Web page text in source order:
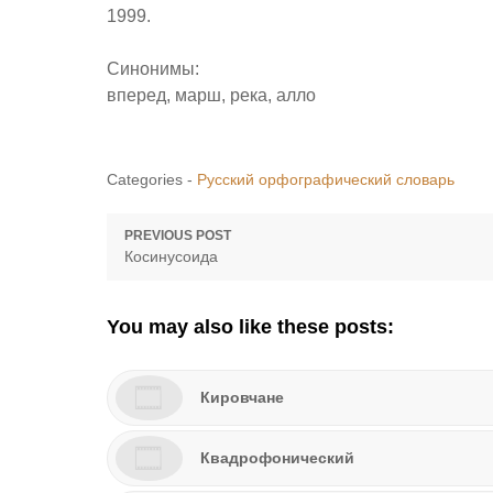
1999.
Синонимы:
вперед, марш, река, алло
Categories - Русский орфографический словарь
Навигация
записям
PREVIOUS POST
Previous
Косинусоида
You may also like these posts:
Кировчане
Квадрофонический